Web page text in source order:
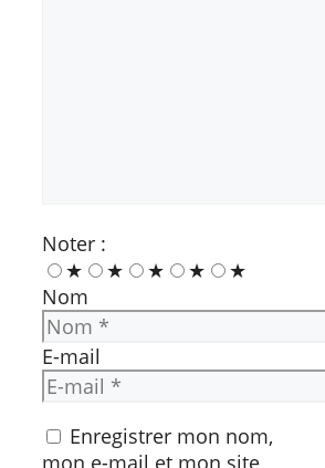
Noter :
★
★ ★ ★
★
Nom
E-mail
Enregistrer mon nom,
mon e-mail et mon site